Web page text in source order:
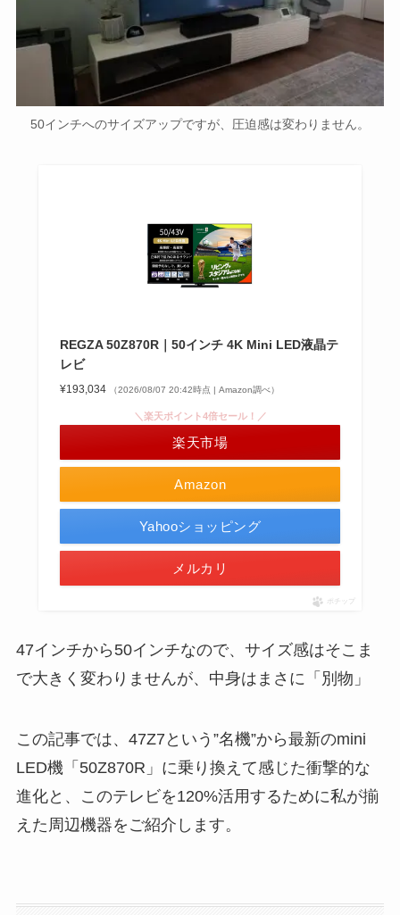
50インチへのサイズアップですが、圧迫感は変わりません。
REGZA 50Z870R｜50インチ 4K Mini LED液晶テ
レビ
¥193,034 （2026/08/07 20:42時点 | Amazon調べ）
Amazon
＼楽天ポイント4倍セール！／
楽天市場
Yahooショッピング
メルカリ
ポチップ
47インチから50インチなので、サイズ感はそこま
で大きく変わりませんが、中身はまさに「別物」
この記事では、47Z7という”名機”から最新のmini
LED機「50Z870R」に乗り換えて感じた衝撃的な
進化と、このテレビを120%活用するために私が揃
えた周辺機器をご紹介します。